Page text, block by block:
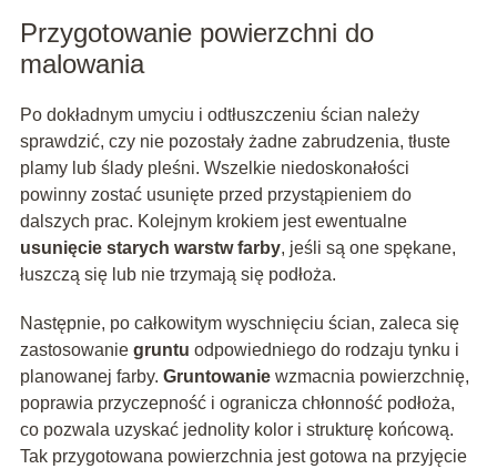
Przygotowanie powierzchni do
malowania
Po dokładnym umyciu i odtłuszczeniu ścian należy
sprawdzić, czy nie pozostały żadne zabrudzenia, tłuste
plamy lub ślady pleśni. Wszelkie niedoskonałości
powinny zostać usunięte przed przystąpieniem do
dalszych prac. Kolejnym krokiem jest ewentualne
usunięcie starych warstw farby, jeśli są one spękane,
łuszczą się lub nie trzymają się podłoża.
Następnie, po całkowitym wyschnięciu ścian, zaleca się
zastosowanie gruntu odpowiedniego do rodzaju tynku i
planowanej farby. Gruntowaniewzmacnia powierzchnię,
poprawia przyczepność i ogranicza chłonność podłoża,
co pozwala uzyskać jednolity kolor i strukturę końcową.
Tak przygotowana powierzchnia jest gotowa na przyjęcie